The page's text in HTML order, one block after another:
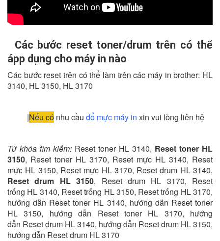
Các bước reset toner/drum trên có thể
ápp dụng cho máy in nào
Các bước reset trên có thể làm trên các máy in brother: HL
3140, HL 3150, HL 3170
|Nếu có nhu cầu đổ mực máy in xin vui lòng liên hệ
Từ khóa tìm kiếm: Reset toner HL 3140, Reset toner HL
3150, Reset toner HL 3170, Reset mực HL 3140, Reset
mực HL 3150, Reset mực HL 3170, Reset drum HL 3140,
Reset drum HL 3150, Reset drum HL 3170, Reset
trống HL 3140, Reset trống HL 3150, Reset trống HL 3170,
hướng dẫn Reset toner HL 3140, hướng dẫn Reset toner
HL 3150, hướng dẫn Reset toner HL 3170, hướng
dẫn Reset drum HL 3140, hướng dẫn Reset drum HL 3150,
hướng dẫn Reset drum HL 3170